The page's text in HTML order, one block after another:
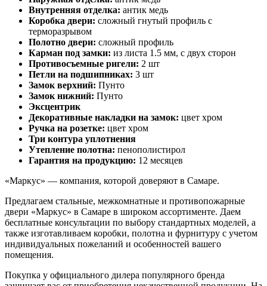
Внутренняя отделка: антик медь
Коробка двери: сложный гнутый профиль с
терморазрывом
Полотно двери: сложный профиль
Карман под замки: из листа 1.5 мм, с двух сторон
Противосъемные ригели: 2 шт
Петли на подшипниках: 3 шт
Замок верхний: Пунто
Замок нижний: Пунто
Эксцентрик
Декоративные накладки на замок: цвет хром
Ручка на розетке: цвет хром
Три контура уплотнения
Утепление полотна: пенополистирол
Гарантия на продукцию: 12 месяцев
«Маркус» — компания, которой доверяют в Самаре.
Предлагаем стальные, межкомнатные и противопожарные
двери «Маркус» в Самаре в широком ассортименте. Даем
бесплатные консультации по выбору стандартных моделей, а
также изготавливаем коробки, полотна и фурнитуру с учетом
индивидуальных пожеланий и особенностей вашего
помещения.
Покупка у официального дилера популярного бренда